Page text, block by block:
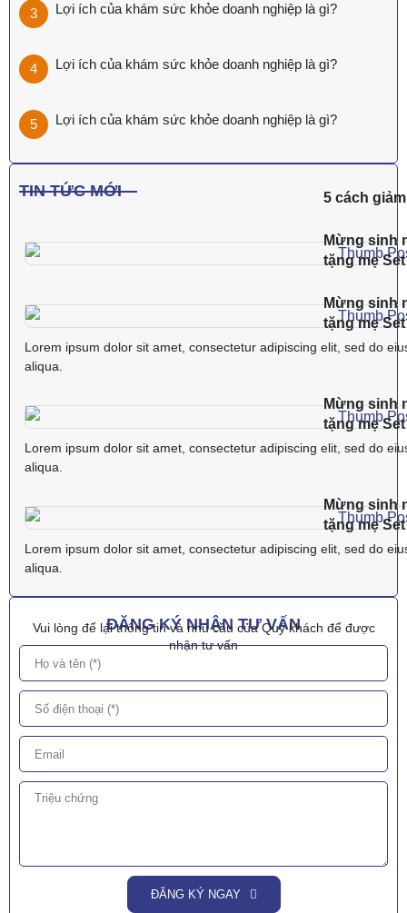
Lợi ích của khám sức khỏe doanh nghiệp là gì?
Lợi ích của khám sức khỏe doanh nghiệp là gì?
Lợi ích của khám sức khỏe doanh nghiệp là gì?
TIN TỨC MỚI 5 cách
Mừng sinh
tặng mẹ
Mừng sinh
tặng mẹ
Lorem ipsum dolor sit amet, consectetur adipiscing elit, sed do
aliqua.
Mừng sinh
tặng mẹ
Lorem ipsum dolor sit amet, consectetur adipiscing elit, sed do
aliqua.
Mừng sinh
tặng mẹ
Lorem ipsum dolor sit amet, consectetur adipiscing elit, sed do
aliqua.
ĐĂNG KÝ NHẬN TƯ VẤN
Vui lòng để lại thông tin và nhu cầu của Quý khách để được
nhận tư vấn
ĐĂNG KÝ NGAY